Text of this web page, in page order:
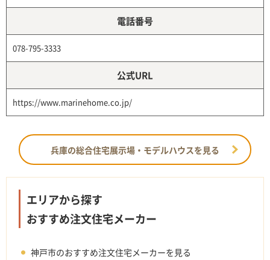
電話番号
078-795-3333
公式URL
https://www.marinehome.co.jp/
兵庫の総合住宅展示場・モデルハウスを見る
エリアから探す
おすすめ注文住宅メーカー
神戸市のおすすめ注文住宅メーカーを見る